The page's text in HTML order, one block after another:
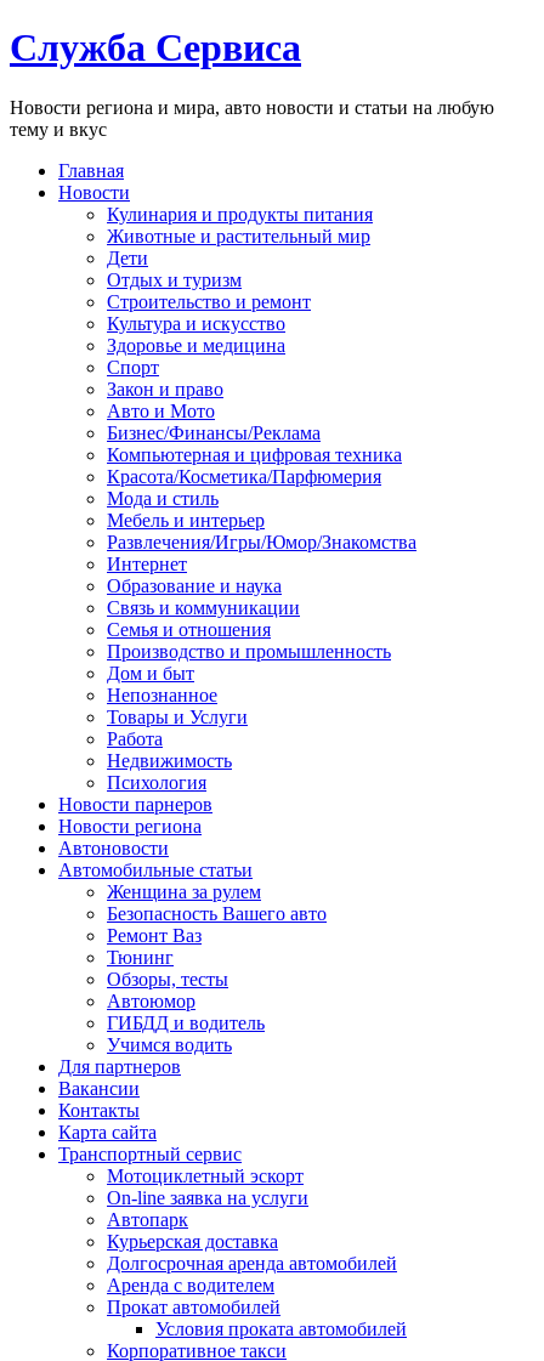
Служба Сервиса
Новости региона и мира, авто новости и статьи на любую
тему и вкус
Главная
Новости
Кулинария и продукты питания
Животные и растительный мир
Дети
Отдых и туризм
Строительство и ремонт
Культура и искусство
Здоровье и медицина
Спорт
Закон и право
Авто и Мото
Бизнес/Финансы/Реклама
Компьютерная и цифровая техника
Красота/Косметика/Парфюмерия
Мода и стиль
Мебель и интерьер
Развлечения/Игры/Юмор/Знакомства
Интернет
Образование и наука
Связь и коммуникации
Семья и отношения
Производство и промышленность
Дом и быт
Непознанное
Товары и Услуги
Работа
Недвижимость
Психология
Новости парнеров
Новости региона
Автоновости
Автомобильные статьи
Женщина за рулем
Безопасность Вашего авто
Ремонт Ваз
Тюнинг
Обзоры, тесты
Автоюмор
ГИБДД и водитель
Учимся водить
Для партнеров
Вакансии
Контакты
Карта сайта
Транспортный сервис
Мотоциклетный эскорт
On-line заявка на услуги
Автопарк
Курьерская доставка
Долгосрочная аренда автомобилей
Аренда с водителем
Прокат автомобилей
Условия проката автомобилей
Корпоративное такси